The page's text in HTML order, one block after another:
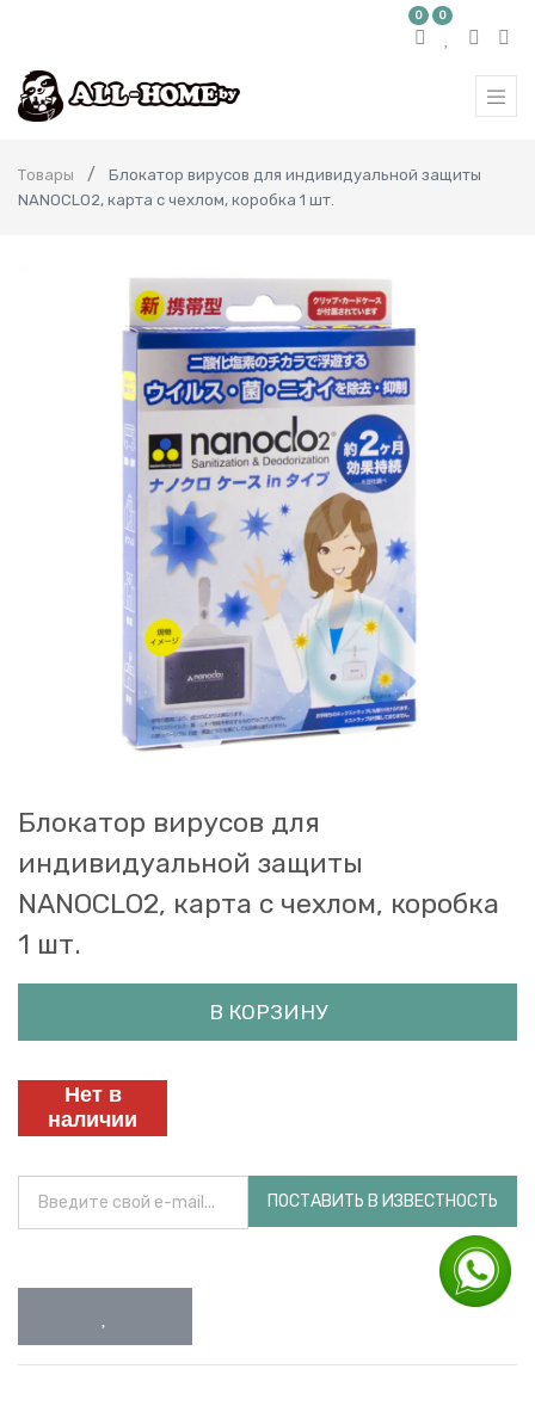
0 0
Товары
Блокатор вирусов для индивидуальной защиты
NANOCLO2, карта с чехлом, коробка 1 шт.
Блокатор вирусов для
индивидуальной защиты
NANOCLO2, карта с чехлом, коробка
1 шт.
В КОРЗИНУ
Нет в
наличии
ПОСТАВИТЬ В ИЗВЕСТНОСТЬ